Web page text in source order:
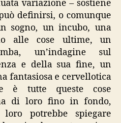
variazione – sostiene
definirsi, o comunque
sogno, un incubo, una
alle cose ultime, un
un’indagine sul
e della sua fine, un
fantasiosa e cervellotica
è tutte queste cose
di loro fino in fondo,
potrebbe spiegare